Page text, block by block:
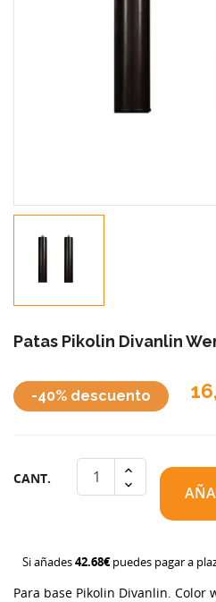
Patas Pikolin Divanlin
-40% descuento
Para base Pikolin Divanlin. Color
CANT.
Si añades42.68€puedes pagar a